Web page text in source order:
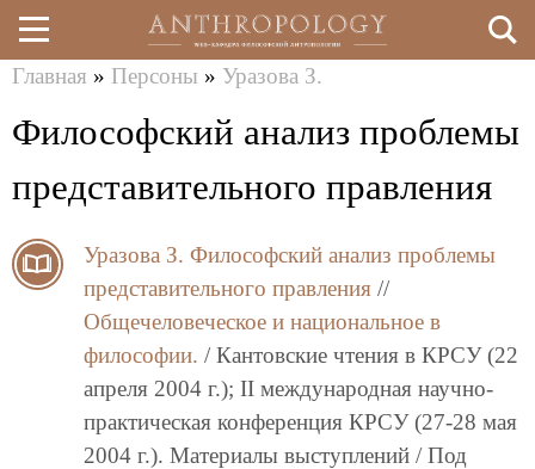
Перейти
к
здесь
Главная » Персоны » Уразова З.
Философский анализ проблемы
представительного правления
Уразова З. Философский анализ проблемы
представительного правления //
Общечеловеческое и национальное в
философии. / Кантовские чтения в КРСУ (22
апреля 2004 г.); II международная научно-
практическая конференция КРСУ (27-28 мая
2004 г.). Материалы выступлений / Под